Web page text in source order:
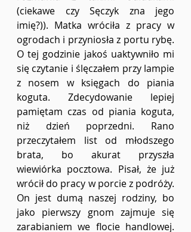
(ciekawe czy Sęczyk zna jego
imię?)). Matka wróciła z pracy w
ogrodach i przyniosła z portu rybę.
O tej godzinie jakoś uaktywniło mi
się czytanie i ślęczałem przy lampie
z nosem w księgach do piania
koguta. Zdecydowanie lepiej
pamiętam czas od piania koguta,
niż dzień poprzedni. Rano
przeczytałem list od młodszego
brata, bo akurat przyszła
wiewiórka pocztowa. Pisał, że już
wrócił do pracy w porcie z podróży.
On jest dumą naszej rodziny, bo
jako pierwszy gnom zajmuje się
zarabianiem we flocie handlowej.